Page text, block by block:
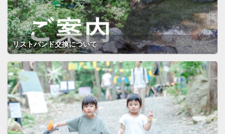
リストバンド交換について